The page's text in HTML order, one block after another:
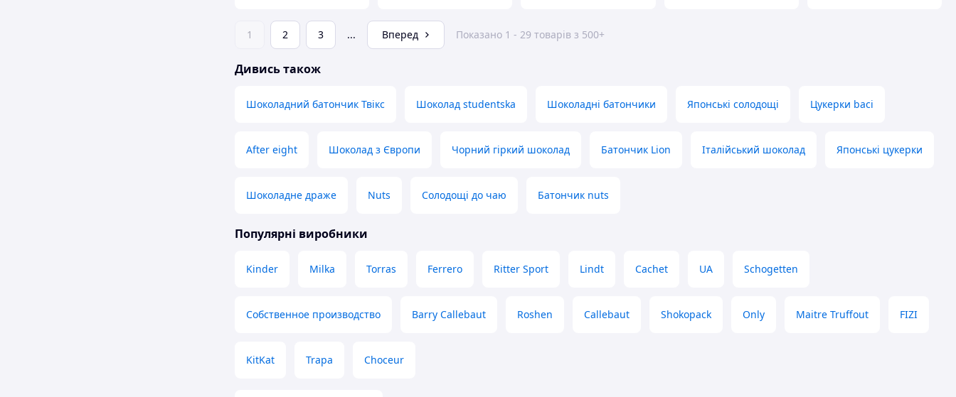
1 2 3 ... Вперед Показано 1 - 29 товарів з 500+
Дивись також
Шоколадний батончик Твікс Шоколад studentska Шоколадні батончики Японські солодощі Цукерки baci
After eight Шоколад з Європи Чорний гіркий шоколад Батончик Lion Італійський шоколад Японські цукерки
Шоколадне драже Nuts Солодощі до чаю Батончик nuts
Популярні виробники
Kinder Milka Torras Ferrero Ritter Sport Lindt Cachet UA Schogetten
Собственное производство Barry Callebaut Roshen Callebaut Shokopack Only Maitre Truffout FIZI
KitKat Trapa Choceur